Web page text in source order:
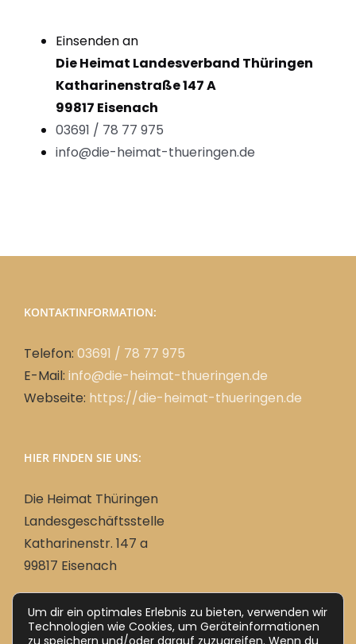
Einsenden an
Die Heimat Landesverband Thüringen
Katharinenstraße 147 A
99817 Eisenach
03691 / 78 77 975
info@die-heimat-thueringen.de
KONTAKTINFORMATION:
Telefon: 03691 / 78 77 975
E-Mail: info@die-heimat-thueringen.de
Webseite: https://die-heimat-thueringen.de
HIER FINDEN SIE UNS:
Die Heimat Thüringen
Landesgeschäftsstelle
Katharinenstr. 147 a
99817 Eisenach
Deutsch
Um dir ein optimales Erlebnis zu bieten, verwenden wir
Technologien wie Cookies, um Geräteinformationen
zu speichern und/oder darauf zuzugreifen. Wenn du